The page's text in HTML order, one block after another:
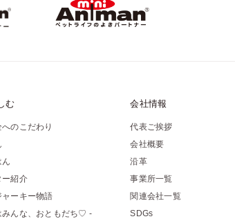
む
のこだわり
ん
ー紹介
ーキー物語
みんな、おともだち♡ -
会社情報
代表ご挨拶
会社概要
沿革
事業所一覧
関連会社一覧
SDGs